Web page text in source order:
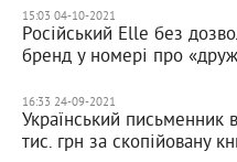
15:03 04-10-2021
Російський Elle без
бренд у номері про
16:33 24-09-2021
Український письменник
тис. грн за скопійовану